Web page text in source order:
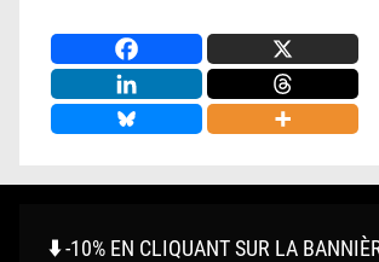
⬇️ -10% EN CLIQUANT SUR LA